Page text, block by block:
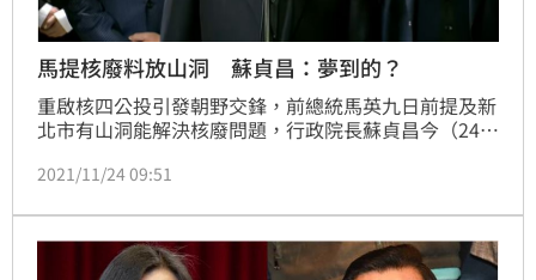
馬提核廢料放山洞 蘇貞昌：夢到的？
重啟核四公投引發朝野交鋒，前總統馬英九日前提及新
北市有山洞能解決核廢問題，行政院長蘇貞昌今（24）
有那麼高的山，你（馬英九）是昨天夢到？」
2021/11/24 09:51